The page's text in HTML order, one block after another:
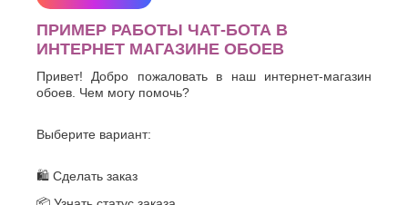
ПРИМЕР РАБОТЫ ЧАТ-БОТА В
ИНТЕРНЕТ МАГАЗИНЕ ОБОЕВ
Привет! Добро пожаловать в наш интернет-магазин
обоев. Чем могу помочь?
Выберите вариант:
🛍 Сделать заказ